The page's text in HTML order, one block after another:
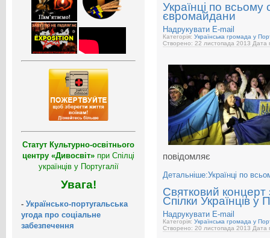
Статут Культурно-освітнього
центру «Дивосвіт» при Спілці
українців у Португалії
Увага!
- Українсько-португальська
угода про соціальне
забезпечення
Українці по всьому
євромайдани
Надрукувати E-mail
Категорія: Українська громада у
Створено: 22 листопада 2013 Дата
повідомляє
Детальніше:Українці по
Святковий концерт
Спілки Українців у
Надрукувати E-mail
Категорія: Українська громада у
Створено: 20 листопада 2013 Дата